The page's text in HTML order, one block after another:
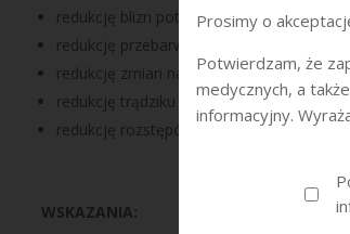
redukcję blizn potrądzikowych
redukcję przebarwień
redukcję zmian naczyniowych i rumienia
redukcję trądziku
redukcję rozstępów
WSKAZANIA:
Prosimy o
Potwierdzam, że
medycznych, a
informacyjny.